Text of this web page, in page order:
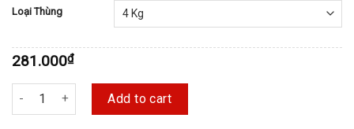
Loại Thùng
281.000₫
Sơn Không Bóng Trong Nhà Kova K260 Gold quantity
Add to cart